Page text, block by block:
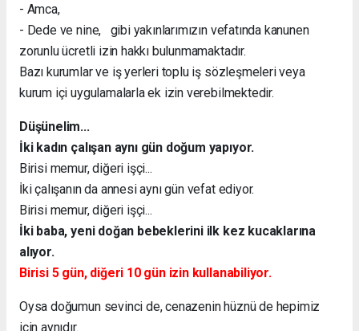
- Amca,
- Dede ve nine, gibi yakınlarımızın vefatında kanunen
zorunlu ücretli izin hakkı bulunmamaktadır.
Bazı kurumlar ve iş yerleri toplu iş sözleşmeleri veya
kurum içi uygulamalarla ek izin verebilmektedir.
Düşünelim...
İki kadın çalışan aynı gün doğum yapıyor.
Birisi memur, diğeri işçi...
İki çalışanın da annesi aynı gün vefat ediyor.
Birisi memur, diğeri işçi...
İki baba, yeni doğan bebeklerini ilk kez kucaklarına
alıyor.
Birisi 5 gün, diğeri 10 gün izin kullanabiliyor.
Oysa doğumun sevinci de, cenazenin hüznü de hepimiz
için aynıdır.